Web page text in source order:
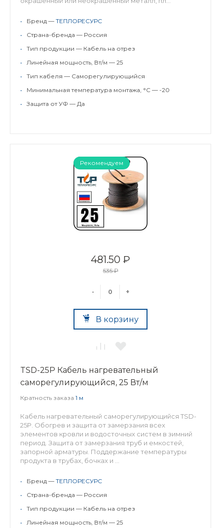
• Бренд — ТЕПЛОРЕСУРС
•
Страна-бренда — Россия
•
Тип продукции — Кабель на отрез
•
Линейная мощность, Вт/м — 25
•
Тип кабеля — Саморегулирующийся
•
Минимальная температура монтажа, °C — -20
•
Защита от УФ — Да
Рекомендуем
481.50 ₽
535 ₽
- +
В корзину
TSD-25P Кабель нагревательный
саморегулирующийся, 25 Вт/м
Кратность заказа 1 м
Кабель нагревательный саморегулирующийся TSD-
25P. Обогрев и защита от замерзания всех
элементов кровли и водосточных систем в зимний
период. Защита от замерзания труб и емкостей,
запорной арматуры. Поддержание температуры
продукта в трубах, бочках и ...
• Бренд — ТЕПЛОРЕСУРС
•
Страна-бренда — Россия
•
Тип продукции — Кабель на отрез
•
Линейная мощность, Вт/м — 25